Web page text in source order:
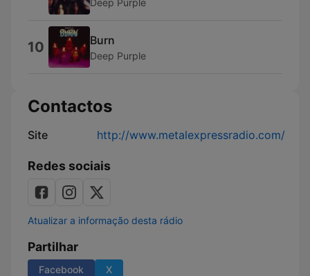
10 Burn
Deep Purple
Contactos
Site http://www.metalexpressradio.com/
Redes sociais
Atualizar a informação desta rádio
Partilhar
Facebook X